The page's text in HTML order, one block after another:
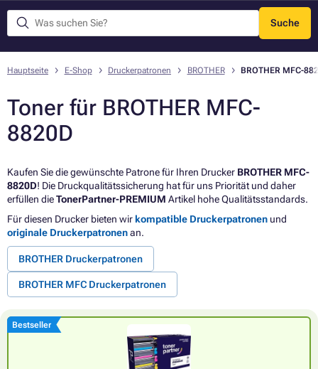
Suche
Menü
Hauptseite E-Shop Druckerpatronen BROTHER BROTHER MFC-
Toner für BROTHER MFC-
8820D
Kaufen Sie die gewünschte Patrone für Ihren Drucker BROTHER MFC-
8820D! Die Druckqualitätssicherung hat für uns Priorität und daher
erfüllen dieTonerPartner-PREMIUM Artikel hohe Qualitätsstandards.
Für diesen Drucker bieten wir kompatible Druckerpatronen und
originale Druckerpatronenan.
BROTHER Druckerpatronen
BROTHER MFC Druckerpatronen
Bestseller